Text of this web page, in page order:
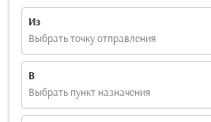
Из
Выбрать точку отправления
В
Выбрать пункт назначения